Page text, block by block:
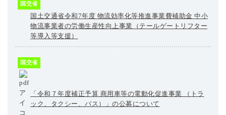
国交省
国土交通省令和7年度 物流効率化等推進事業費補助金 中小
物流事業者の労働生産性向上事業（テールゲートリフター
等導入等支援）
国交省
「令和７年度補正予算 商用車等の電動化促進事業 （トラ
ック、タクシー、バス）」の公募について